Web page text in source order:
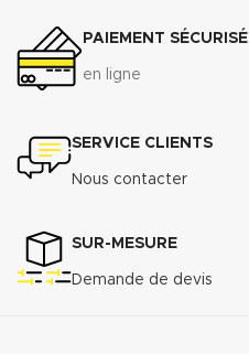
PAIEMENT SÉCURISÉ
en ligne
SERVICE CLIENTS
Nous contacter
SUR-MESURE
Demande de devis